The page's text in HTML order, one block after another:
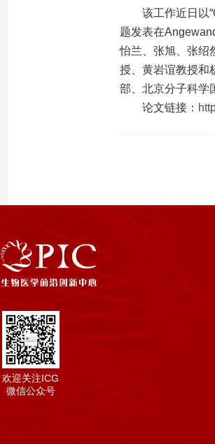
该工作近日以
题发表在
怡兰、张旭、张绍
授、黄岩谊教授和
部、北京分子科学
论文链接：
欢迎关注ICG
微信公众号